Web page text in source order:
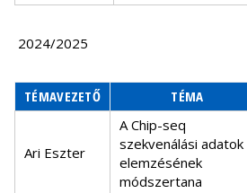
2024/2025
TÉMAVEZETŐ TÉMA
Ari Eszter
A Chip-seq
szekvenálási adatok
elemzésének
módszertana